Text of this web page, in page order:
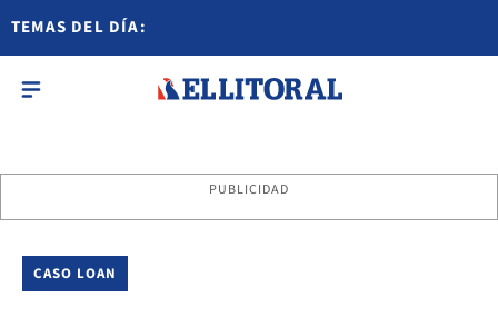
TEMAS DEL DÍA:
PUBLICIDAD
CASO LOAN